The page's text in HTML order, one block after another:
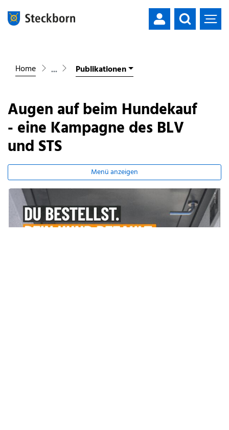
Mustergemeinde
Home Publikationen
Augen auf beim Hundekauf
- eine Kampagne des BLV
und STS
Menü anzeigen
Zugehörige Objekte